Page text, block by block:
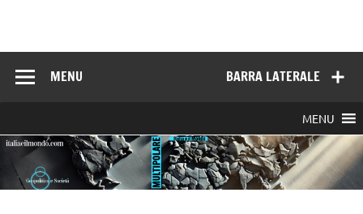
BARRA LATERALE
MENU
MENU